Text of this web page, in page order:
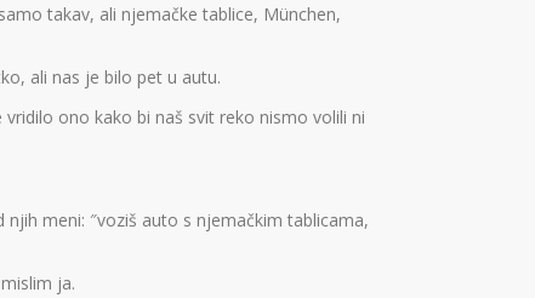
takav, ali njemačke tablice, München,
ali nas je bilo pet u autu.
ono kako bi naš svit reko nismo volili ni
meni: ″voziš auto s njemačkim tablicama,
ja.